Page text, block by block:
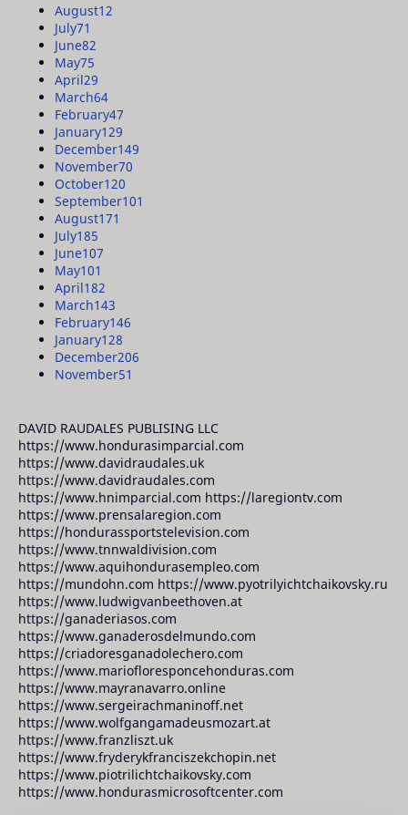
August12
July71
June82
May75
April29
March64
February47
January129
December149
November70
October120
September101
August171
July185
June107
May101
April182
March143
February146
January128
December206
November51
DAVID RAUDALES PUBLISING LLC
https://www.hondurasimparcial.com
https://www.davidraudales.uk
https://www.davidraudales.com
https://www.hnimparcial.com https://laregiontv.com
https://www.prensalaregion.com
https://hondurassportstelevision.com
https://www.tnnwaldivision.com
https://www.aquihondurasempleo.com
https://mundohn.com https://www.pyotrilyichtchaikovsky.ru
https://www.ludwigvanbeethoven.at
https://ganaderiasos.com
https://www.ganaderosdelmundo.com
https://criadoresganadolechero.com
https://www.mariofloresponcehonduras.com
https://www.mayranavarro.online
https://www.sergeirachmaninoff.net
https://www.wolfgangamadeusmozart.at
https://www.franzliszt.uk
https://www.fryderykfranciszekchopin.net
https://www.piotrilichtchaikovsky.com
https://www.hondurasmicrosoftcenter.com